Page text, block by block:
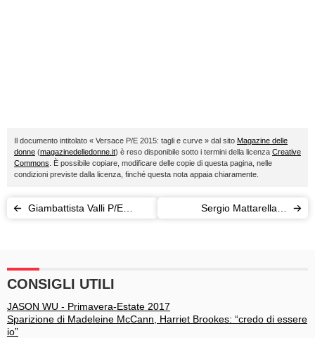
Il documento intitolato « Versace P/E 2015: tagli e curve » dal sito Magazine delle
donne (magazinedelledonne.it) è reso disponibile sotto i termini della licenza Creative
Commons . È possibile copiare, modificare delle copie di questa pagina, nelle
condizioni previste dalla licenza, finché questa nota appaia chiaramente.
Giambattista Valli P/E
Sergio Mattarella: il
CONSIGLI UTILI
JASON WU - Primavera-Estate 2017
Sparizione di Madeleine McCann, Harriet Brookes: “credo di essere
io”